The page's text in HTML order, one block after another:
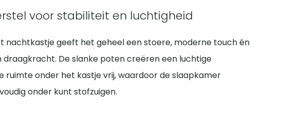
voor stabiliteit en luchtigheid
nachtkastje geeft het geheel een stoere, moderne touch én
De slanke poten creëren een luchtige
ruimte onder het kastje vrij, waardoor de slaapkamer
onder kunt stofzuigen.